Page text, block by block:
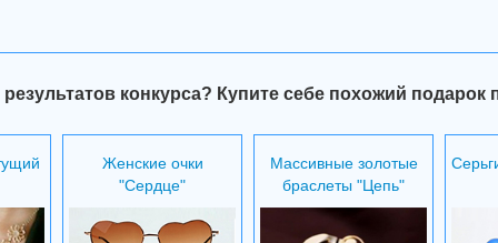
конкурса? Купите себе похожий подарок
Женские очки
"Сердце"
Массивные золотые
браслеты "Цепь"